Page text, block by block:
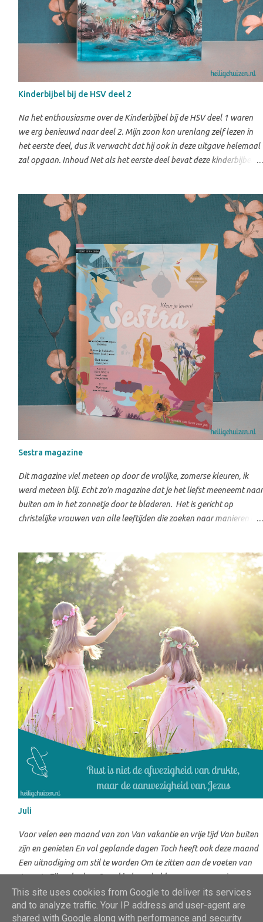
Kinderbijbel bij de HSV deel 2
Na het enthousiasme over de Kinderbijbel bij de HSV deel 1 waren
we erg benieuwd naar deel 2. Mijn zoon kon urenlang zelf lezen in
het eerste deel, dus ik verwacht dat hij ook in deze uitgave helemaal
zal opgaan. Inhoud Net als het eerste deel bevat deze kinderbijbel
verteld. Daarnaast zijn er ook veel nieuwe verhalen opgenomen.
Waar deel 1 vooral geschikt is voor kinderen van ongeveer 4 tot 8
jaar, richt deel 2 zich op kinderen in de bovenbouw van de
basisschool. Dat merk je aan de manier waarop de verhalen worden
verteld. Ze gaan meer de diepte in en helpen kinderen om de Bijbel
beter te begrijpen. Meer dan een verhaal Wat ik erg waardevol vind,
zijn de vragen die bij ieder verhaal staan. Er zijn vragen over het
Bijbelgedeelte zelf, zodat kinderen beter begrijpen wat ze gelezen
hebben, maar ook vragen die helpen om de stap naar hun eigen
leven te maken. Daarnaa...
Sestra magazine
Dit magazine viel meteen op door de vrolijke, zomerse kleuren, ik
werd meteen blij. Echt zo’n magazine dat je het liefst meeneemt naar
buiten om in het zonnetje door te bladeren. Het is gericht op
christelijke vrouwen van alle leeftijden die zoeken naar manieren om
leven" is duidelijk doorgevoerd in het hele magazine. Niet alleen in
de vormgeving, maar ook in de onderwerpen. Het is een magazine
met voor ieder wat wils, maar vooral gericht op praktische
verdieping: wat vind je belangrijk in het leven, hoe kom je meer tot
bloei en hoe mag je jezelf laten zien? Daarnaast is er ook aandacht
voor verbinding met anderen; je wordt aangemoedigd om buiten je
eigen bubbel te kijken en contact te hebben met anderen. Mooi vind
ik de inkijkjes in het leven van andere christelijke vrouwen, waarin
geloof en het gewone, soms ook rommelige, dagelijks leven sam...
Juli
Voor velen een maand van zon Van vakantie en vrije tijd Van buiten
zijn en genieten En vol geplande dagen Toch heeft ook deze maand
Een uitnodiging om stil te worden Om te zitten aan de voeten van
Jezus In Zijn schaduw Onze kinderen hebben geen verre reizen nodig
Ze hebben geen vol geplande zomerdagen nodig Maar rust en echte
vrede Die alleen bij Jezus te vinden is Ze hebben geen zomer vol
prikkels nodig Ze hebben ouders nodig Die hen leren luisteren Naar
This site uses cookies from Google to deliver its services
and to analyze traffic. Your IP address and user-agent are
shared with Google along with performance and security